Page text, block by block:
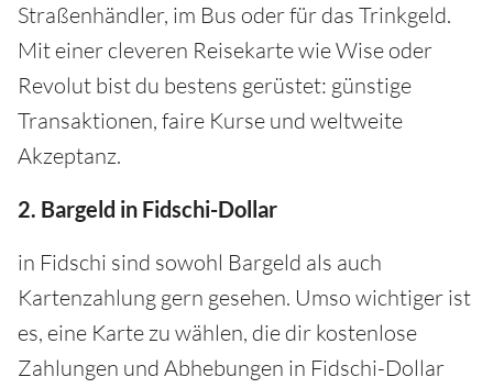
Straßenhändler, im Bus oder für das Trinkgeld.
Mit einer cleveren Reisekarte wie Wise oder
Revolut bist du bestens gerüstet: günstige
Transaktionen, faire Kurse und weltweite
Akzeptanz.
2. Bargeld in Fidschi-Dollar
in Fidschi sind sowohl Bargeld als auch
Kartenzahlung gern gesehen. Umso wichtiger ist
es, eine Karte zu wählen, die dir kostenlose
Zahlungen und Abhebungen in Fidschi-Dollar